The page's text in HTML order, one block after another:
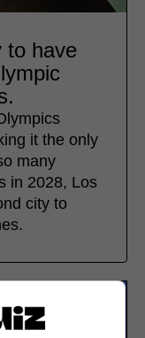
to have
it the only
many
in 2028, Los
city to